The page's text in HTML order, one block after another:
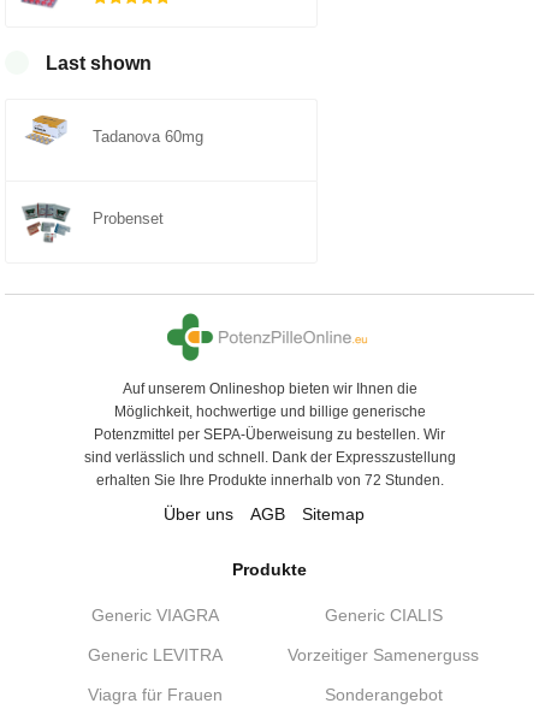
Last shown
Tadanova 60mg
Probenset
Auf unserem Onlineshop bieten wir Ihnen die
Möglichkeit, hochwertige und billige generische
Potenzmittel per SEPA-Überweisung zu bestellen. Wir
sind verlässlich und schnell. Dank der Expresszustellung
erhalten Sie Ihre Produkte innerhalb von 72 Stunden.
Über uns AGB Sitemap
Produkte
Generic VIAGRA Generic CIALIS
Generic LEVITRA Vorzeitiger Samenerguss
Viagra für Frauen Sonderangebot